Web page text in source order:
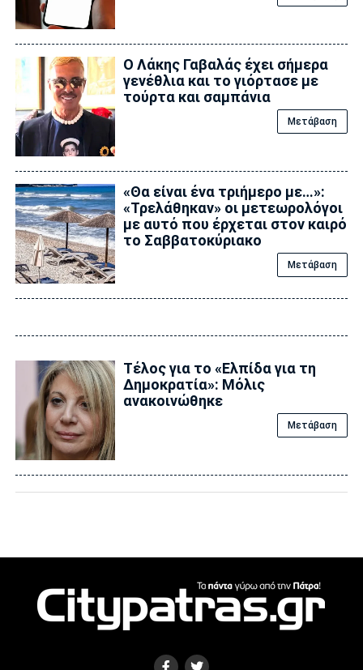
Ο Λάκης Γαβαλάς έχει σήμερα
γενέθλια και το γιόρτασε με
τούρτα και σαμπάνια
Μετάβαση
«Θα είναι ένα τριήμερο με…»:
«Τρελάθηκαν» οι μετεωρολόγοι
με αυτό που έρχεται στον καιρό
το Σαββατοκύριακο
Μετάβαση
Τέλος για το «Ελπίδα για τη
Δημοκρατία»: Μόλις
ανακοινώθηκε
Μετάβαση